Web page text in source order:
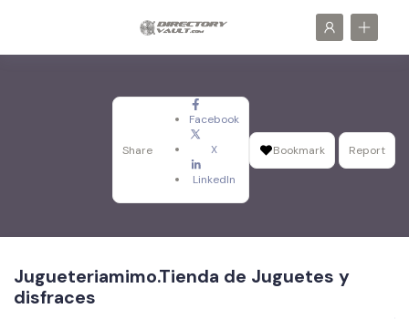
Share
Facebook
X
LinkedIn
Bookmark Report
Jugueteriamimo.Tienda de Juguetes y
disfraces